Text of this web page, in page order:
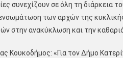
συνεχίζουν σε όλη τη διάρκεια
των αρχών της
στην ανακύκλωση και την
«Για τον Δήμο